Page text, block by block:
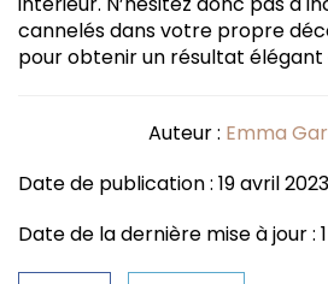
cannelés dans votre propre
pour obtenir un résultat
Auteur : Emma
Date de publication : 19 avril 2023
Date de la dernière mise à jour :